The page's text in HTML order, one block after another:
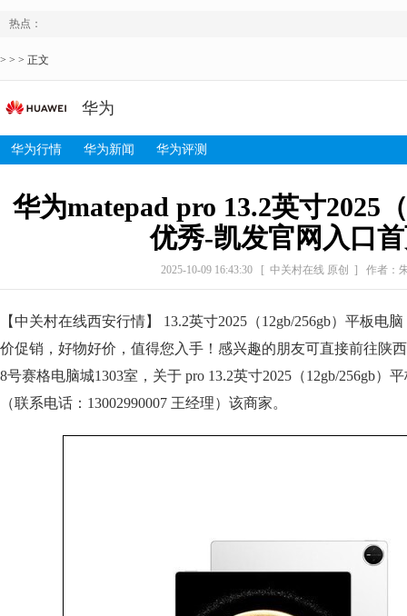
热点：
> > > 正文
华为
华为行情 华为新闻 华为评测
华为matepad pro 13.2英寸2025
优秀-凯发官网入口
2025-10-09 16:43:30 [ 中关村在线 原创 ] 作者：
【中关村在线西安行情】 13.2英寸2025（12gb/256gb）平板电
价促销，好物好价，值得您入手！感兴趣的朋友可直接前往陕
8号赛格电脑城1303室，关于 pro 13.2英寸2025（12gb/256gb）
（联系电话：13002990007 王经理）该商家。